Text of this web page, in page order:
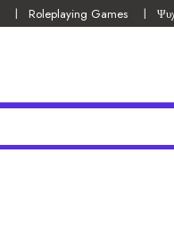
Roleplaying Games